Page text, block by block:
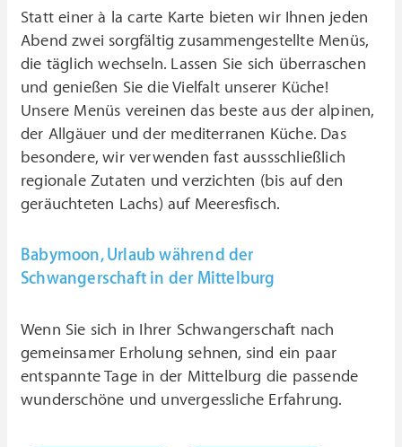
Statt einer à la carte Karte bieten wir Ihnen jeden
Abend zwei sorgfältig zusammengestellte Menüs,
die täglich wechseln. Lassen Sie sich überraschen
und genießen Sie die Vielfalt unserer Küche!
Unsere Menüs vereinen das beste aus der alpinen,
der Allgäuer und der mediterranen Küche. Das
besondere, wir verwenden fast aussschließlich
regionale Zutaten und verzichten (bis auf den
geräuchteten Lachs) auf Meeresfisch.
Babymoon, Urlaub während der
Schwangerschaft in der Mittelburg
Wenn Sie sich in Ihrer Schwangerschaft nach
gemeinsamer Erholung sehnen, sind ein paar
entspannte Tage in der Mittelburg die passende
wunderschöne und unvergessliche Erfahrung.